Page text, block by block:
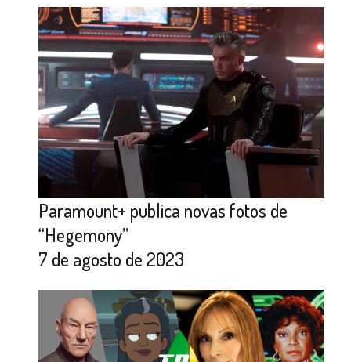
Paramount+ publica novas fotos de
“Hegemony”
7 de agosto de 2023